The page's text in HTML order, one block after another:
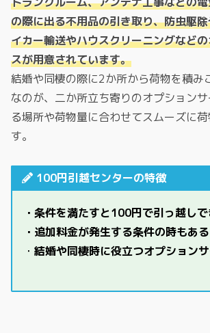
の際に出る不用品の引き取り、防虫駆
イカー輸送やハウスクリーニングなど
スが用意されています。
結婚や同棲の際に2か所から荷物を積み
なのが、二か所立ち寄りのオプション
る場所や荷物量に合わせてスムーズに
す。
100円引越センターの特徴
・条件を満たすと100円で引っ越し
・追加料金が発生する条件の時もある
・ 結婚や同棲時に役立つオプション